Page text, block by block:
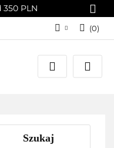
PLN
Zaloguj się
Załóż konto
(0)
Szukaj